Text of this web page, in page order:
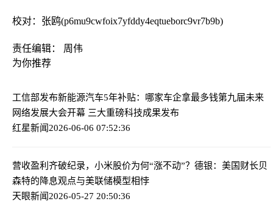
校对：张鸥(p6mu9cwfoix7yfddy4eqtueborc9vr7b9b)
责任编辑： 周伟
为你推荐
工信部发布新能源汽车5年补贴：哪家车企拿最多钱第九届未来
网络发展大会开幕 三大重磅科技成果发布
红星新闻2026-06-06 07:52:36
营收盈利齐破纪录，小米股价为何“涨不动”？ 德银：美国财长贝
森特的降息观点与美联储模型相悖
天眼新闻2026-05-27 20:50:36